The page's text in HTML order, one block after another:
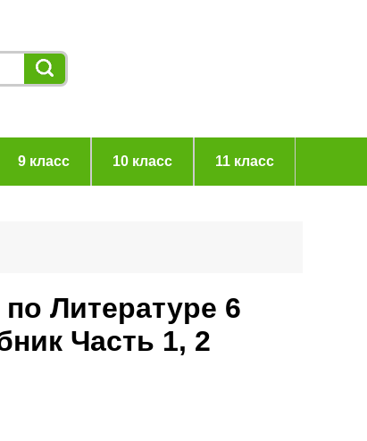
9 класс 10 класс 11 класс
Литературе 6
Часть 1, 2